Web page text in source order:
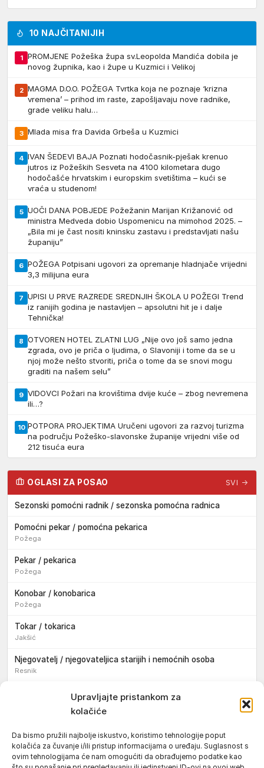
Upravljajte pristankom za
kolačiće
Da bismo pružili najbolje iskustvo, koristimo tehnologije poput
kolačića za čuvanje i/ili pristup informacijama o uređaju. Suglasnost s
ovim tehnologijama će nam omogućiti da obrađujemo podatke kao
10 NAJČITANIJIH
1
PROMJENE Požeška župa sv.Leopolda Mandića dobila je
novog župnika, kao i župe u Kuzmici i Velikoj
2 MAGMA D.O.O. POŽEGA Tvrtka koja ne poznaje ‘krizna
vremena’ – prihod im raste, zapošljavaju nove radnike,
grade veliku halu…
3 Mlada misa fra Davida Grbeša u Kuzmici
4 IVAN ŠEDEVI BAJA Poznati hodočasnik-pješak krenuo
jutros iz Požeških Sesveta na 4100 kilometara dugo
hodočašće hrvatskim i europskim svetištima – kući se
vraća u studenom!
5 UOČI DANA POBJEDE Požežanin Marijan Križanović od
ministra Medveda dobio Uspomenicu na mimohod 2025. –
„Bila mi je čast nositi kninsku zastavu i predstavljati našu
županiju”
6 POŽEGA Potpisani ugovori za opremanje hladnjače vrijedni
3,3 milijuna eura
7 UPISI U PRVE RAZREDE SREDNJIH ŠKOLA U POŽEGI Trend
iz ranijih godina je nastavljen – apsolutni hit je i dalje
Tehnička!
8 OTVOREN HOTEL ZLATNI LUG „Nije ovo još samo jedna
zgrada, ovo je priča o ljudima, o Slavoniji i tome da se u
njoj može nešto stvoriti, priča o tome da se snovi mogu
graditi na našem selu”
9 VIDOVCI Požari na krovištima dvije kuće – zbog nevremena
ili…?
10 POTPORA PROJEKTIMA Uručeni ugovori za razvoj turizma
na području Požeško-slavonske županije vrijedni više od
212 tisuća eura
OGLASI ZA POSAO SVI →
Sezonski pomoćni radnik / sezonska pomoćna radnica
Pomoćni pekar / pomoćna pekarica
Požega
Pekar / pekarica
Požega
Konobar / konobarica
Požega
Tokar / tokarica
Jakšić
Njegovatelj / njegovateljica starijih i nemoćnih osoba
Resnik
Konobar / konobarica
Jakšić
Vozač / vozačica teretnog vozila s poluprikolicom